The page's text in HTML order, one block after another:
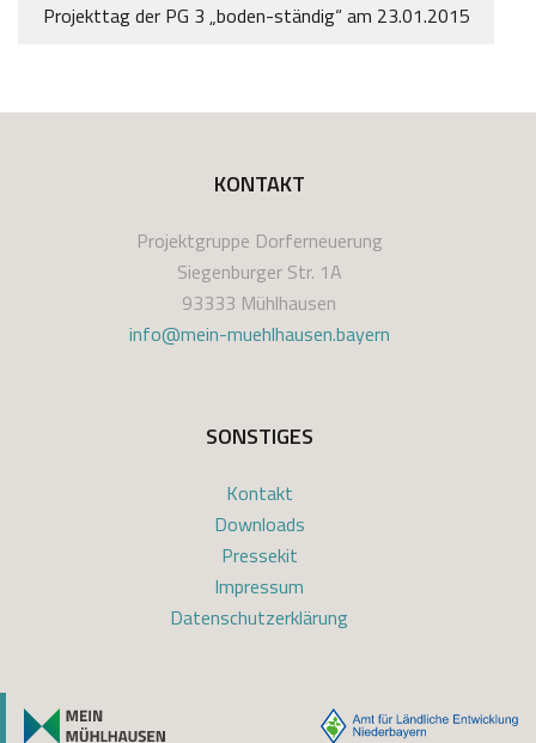
Projekttag der PG 3 „boden-ständig“ am 23.01.2015
KONTAKT
Projektgruppe Dorferneuerung
Siegenburger Str. 1A
93333 Mühlhausen
info@mein-muehlhausen.bayern
SONSTIGES
Kontakt
Downloads
Pressekit
Impressum
Datenschutzerklärung